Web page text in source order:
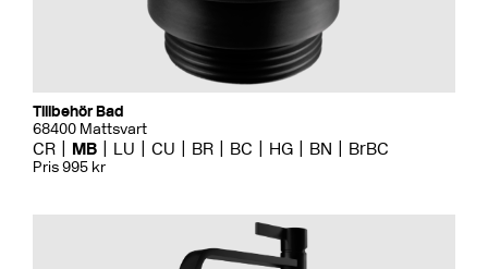
Tillbehör Bad
68400 Mattsvart
CR MB LU CU BR BC HG BN BrBC
Pris 995 kr